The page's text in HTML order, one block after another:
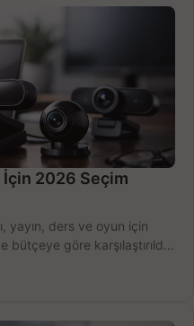
2026 Seçim
yayın, ders ve oyun için
bütçeye göre karşılaştırıldı.